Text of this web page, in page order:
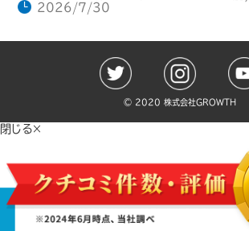
2026/7/30
©️ 2020 株式会社GROWTH
閉じる×